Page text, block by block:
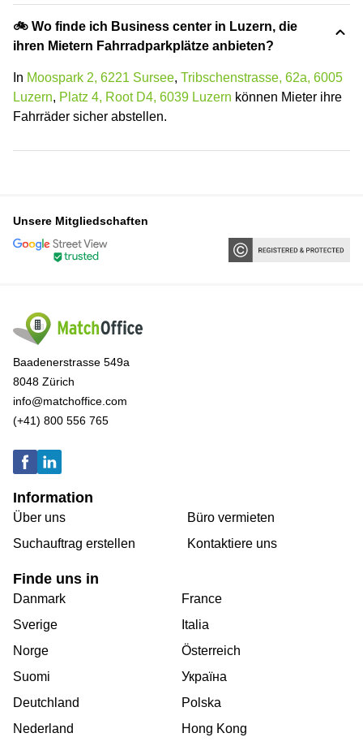
🚲 Wo finde ich Business center in Luzern, die
ihren Mietern Fahrradparkplätze anbieten?
In Moospark 2, 6221 Sursee, Tribschenstrasse, 62a, 6005
Luzern, Platz 4, Root D4, 6039 Luzern können Mieter ihre
Fahrräder sicher abstellen.
Unsere Mitgliedschaften
Baadenerstrasse 549a
8048 Zürich
info@matchoffice.com
(+41) 800 556 765
Information
Über uns
Suchauftrag erstellen
Büro vermieten
Kontaktiere uns
Finde uns in
Danmark
Sverige
Norge
Suomi
Deutchland
Nederland
France
Italia
Österreich
Україна
Polska
Hong Kong